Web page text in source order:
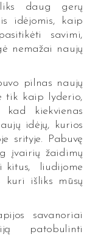
daug gerų
idėjomis, kaip
savimi,
nemažai naujų
pilnas naujų
tik kaip lyderio,
kiekvienas
idėjų, kurios
srityje. Pabuvę
įvairių žaidimų
kitus, liudijome
išliks mūsų
savanoriai
patobulinti